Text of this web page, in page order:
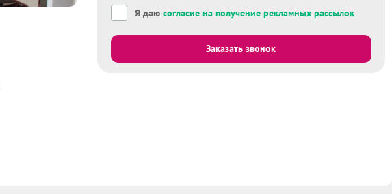
Я даю согласие на получение рекламных рассылок
Заказать звонок